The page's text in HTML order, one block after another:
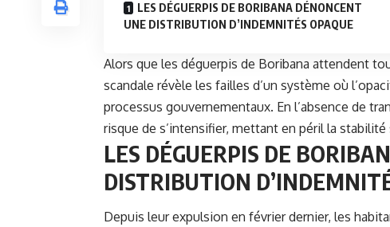
LES DÉGUERPIS DE BORIBANA DÉNONCENT
UNE DISTRIBUTION D’INDEMNITÉS OPAQUE
Alors que les déguerpis de Boribana attendent
scandale révèle les failles d’un système où
processus gouvernementaux. En l’absence de
risque de s’intensifier, mettant en péril la stabilité
LES DÉGUERPIS DE
DISTRIBUTION
Depuis leur expulsion en février dernier, les